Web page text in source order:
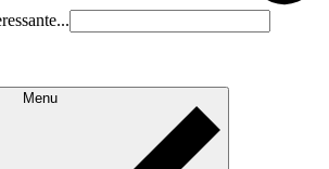
Menu